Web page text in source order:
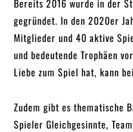
Bereits 2016 wurde in der
gegründet. In den 2020er
Mitglieder und 40 aktive
und bedeutende Trophäen
Liebe zum Spiel hat, kann
Zudem gibt es thematische
Spieler Gleichgesinnte,